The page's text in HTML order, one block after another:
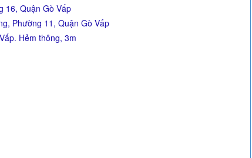
16, Quận Gò Vấp
Phường 11, Quận Gò Vấp
Hẻm thông, 3m